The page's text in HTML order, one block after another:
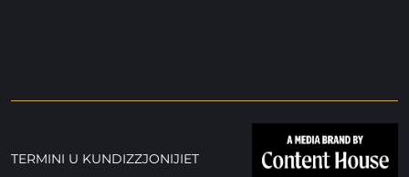
TERMINI U KUNDIZZJONIJIET